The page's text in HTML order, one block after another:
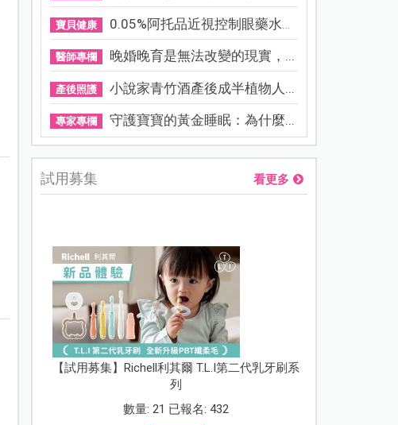
寶貝健康 0.05%阿托品近視控制眼藥水納...
醫師專欄 晚婚晚育是無法改變的現實，...
產後照護 小說家青竹酒產後成半植物人...
專家專欄 守護寶寶的黃金睡眠：為什麼...
試用募集 看更多
【試用募集】Richell利其爾 T.L.I第二代乳牙刷系
列
數量: 21 已報名: 432